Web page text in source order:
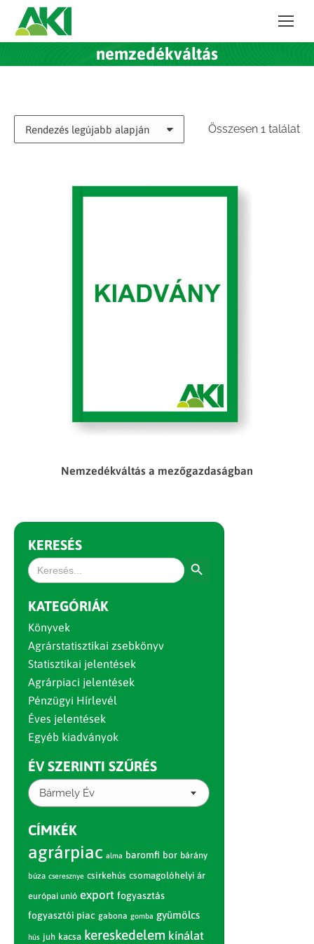
nemzedékváltás
Összesen 1 találat
Nemzedékváltás a mezőgazdaságban
KERESÉS
Search
for:
KATEGÓRIÁK
Könyvek
Agrárstatisztikai zsebkönyv
Statisztikai jelentések
Agrárpiaci jelentések
Pénzügyi Hírlevél
Éves jelentések
Egyéb kiadványok
ÉV SZERINTI SZŰRÉS
Bármely Év
CÍMKÉK
agrárpiac alma baromfi bor bárány
búza cseresznye csirkehús csomagolóhelyi ár
európai unió export fogyasztás
fogyasztói piac gabona gomba gyümölcs
hús juh kacsa kereskedelem kínálat